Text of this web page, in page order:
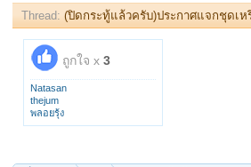
Thread: (ปิดกระทู้แล้วครับ)ประกาศแจกชุดเ
ถูกใจ x 3
Natasan
thejum
พลอยรุ้ง